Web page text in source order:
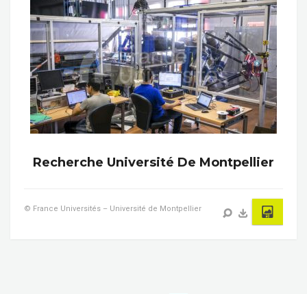
Recherche Université De Montpellier
© France Universités – Université de Montpellier